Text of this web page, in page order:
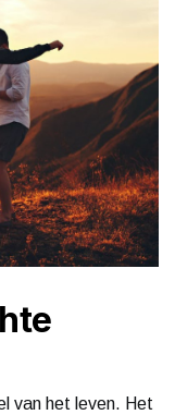
van het leven. Het